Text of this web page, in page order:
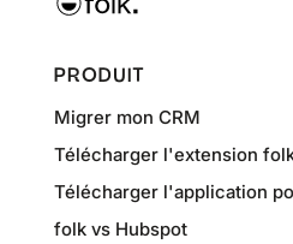
PRODUIT
Migrer mon CRM
Télécharger l'extension
Télécharger l'application
folk vs Hubspot